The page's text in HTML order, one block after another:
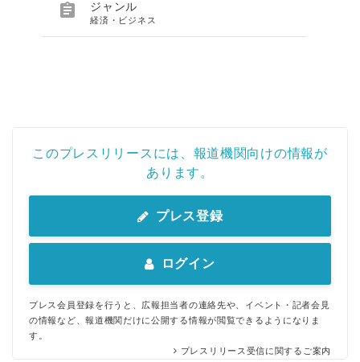
 ジャンル
経済・ビジネス
このプレスリリースには、報道機関向けの情報が
あります。
プレス登録
ログイン
プレス会員登録を行うと、広報担当者の連絡先や、イベント・記者会見
の情報など、報道機関だけに公開する情報が閲覧できるようになりま
す。
プレスリリース受信に関するご案内